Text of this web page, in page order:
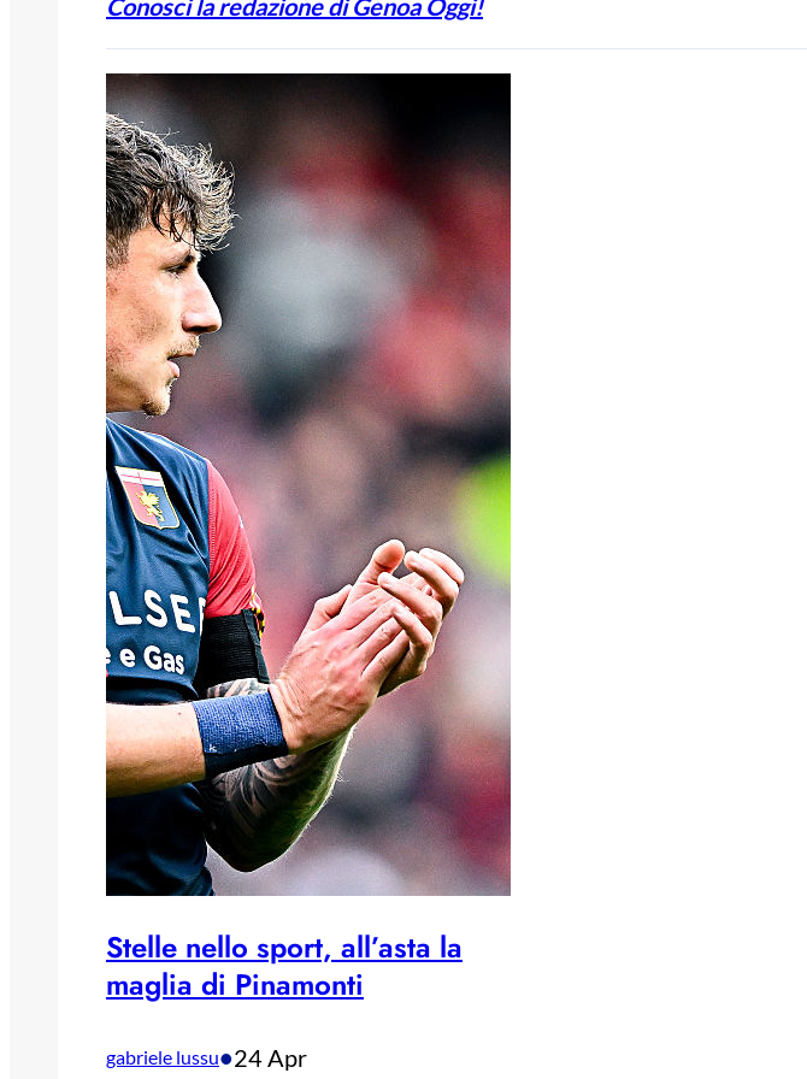
Conosci la redazione di Genoa Oggi!
Stelle nello sport, all’asta la
maglia di Pinamonti
gabriele lussu•24 Apr